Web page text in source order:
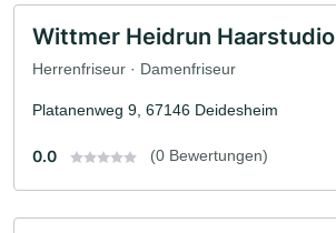
Wittmer Heidrun Haarstudio
Herrenfriseur · Damenfriseur
Platanenweg 9, 67146 Deidesheim
0.0 (0 Bewertungen)